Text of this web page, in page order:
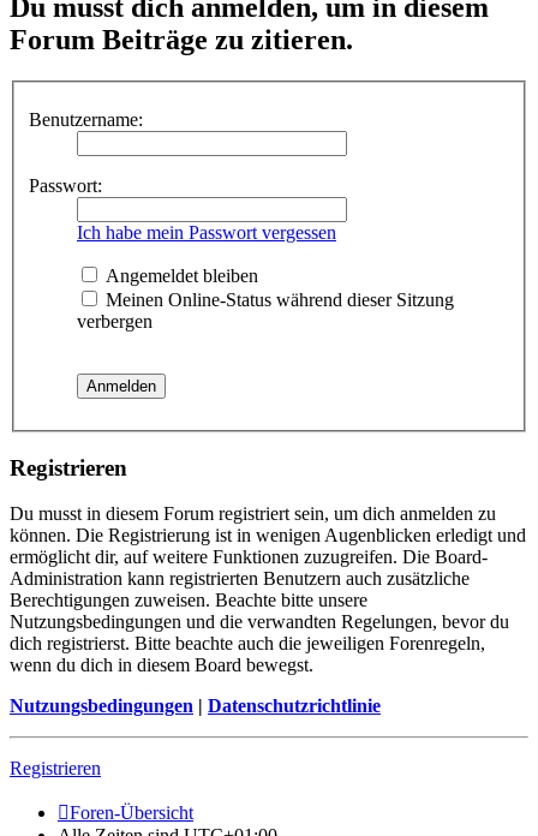
Du musst dich anmelden, um in diesem
Forum Beiträge zu zitieren.
Benutzername:
Passwort:
Ich habe mein Passwort vergessen
Angemeldet bleiben
Meinen Online-Status während dieser Sitzung
verbergen
Registrieren
Du musst in diesem Forum registriert sein, um dich anmelden zu
können. Die Registrierung ist in wenigen Augenblicken erledigt und
ermöglicht dir, auf weitere Funktionen zuzugreifen. Die Board-
Administration kann registrierten Benutzern auch zusätzliche
Berechtigungen zuweisen. Beachte bitte unsere
Nutzungsbedingungen und die verwandten Regelungen, bevor du
dich registrierst. Bitte beachte auch die jeweiligen Forenregeln,
wenn du dich in diesem Board bewegst.
Nutzungsbedingungen | Datenschutzrichtlinie
Registrieren
Foren-Übersicht